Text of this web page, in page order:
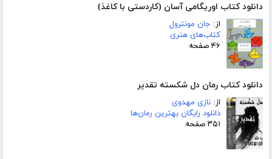
دانلود کتاب اوریگامی آسان (کاردستی با کاغذ)
از: جان مونترول
کتاب‌های هنری
۴۶ صفحه
دانلود کتاب رمان دل شکسته تقدیر
از: نازی مهدوی
دانلود رایگان بهترین رمان‌ها
۳۵۱ صفحه